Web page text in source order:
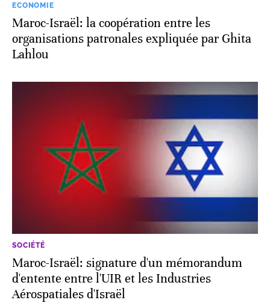
ECONOMIE
Maroc-Israël: la coopération entre les
organisations patronales expliquée par Ghita
Lahlou
SOCIÉTÉ
Maroc-Israël: signature d'un mémorandum
d'entente entre l'UIR et les Industries
Aérospatiales d'Israël